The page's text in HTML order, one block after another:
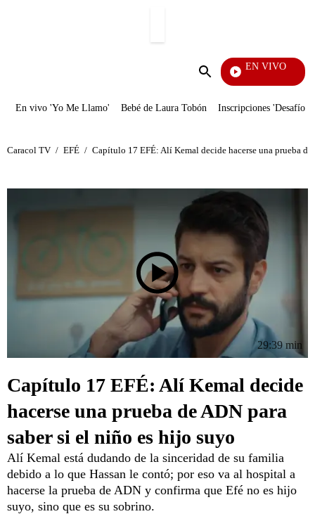
Enviar
EN VIVO
En vivo 'Yo Me Llamo' Bebé de Laura Tobón Inscripciones 'Desafío'
Caracol TV / EFÉ / Capítulo 17 EFÉ: Alí Kemal decide hacerse una prueba
29:39 min
Capítulo 17 EFÉ: Alí Kemal decide
hacerse una prueba de ADN para
saber si el niño es hijo suyo
Alí Kemal está dudando de la sinceridad de su familia
debido a lo que Hassan le contó; por eso va al hospital a
hacerse la prueba de ADN y confirma que Efé no es hijo
suyo, sino que es su sobrino.